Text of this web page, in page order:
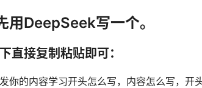
用DeepSeek写一个。
直接复制粘贴即可：
你的内容学习开头怎么写，内容怎么写，开